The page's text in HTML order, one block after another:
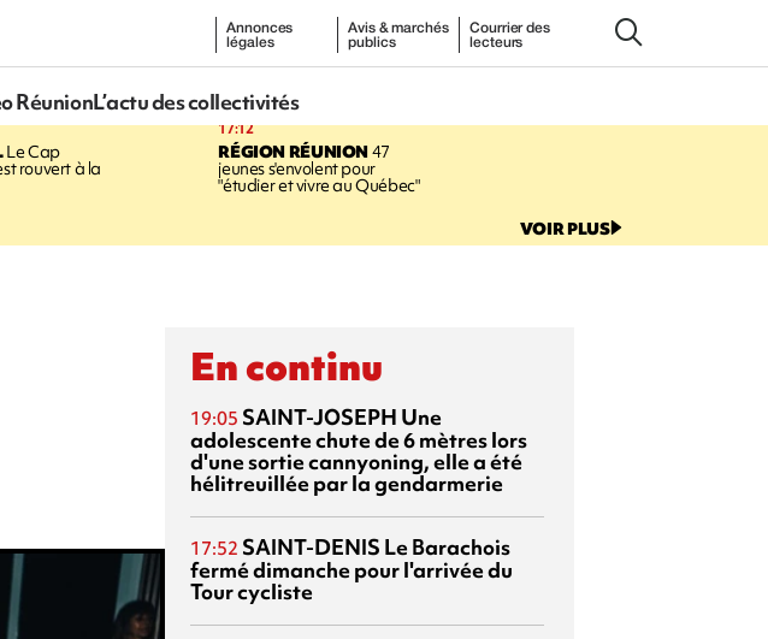
Annonces
légales
Avis & marchés
publics
Courrier des
lecteurs
RéunionL’actu des collectivités
Le Cap
rouvert à la
17:12
RÉGION RÉUNION47
jeunes s'envolent pour
"étudier et vivre au Québec"
VOIR PLUS
En continu
19:05 SAINT-JOSEPH Une
adolescente chute de 6 mètres lors
d'une sortie cannyoning, elle a été
hélitreuillée par la gendarmerie
17:52 SAINT-DENIS Le Barachois
fermé dimanche pour l'arrivée du
Tour cycliste